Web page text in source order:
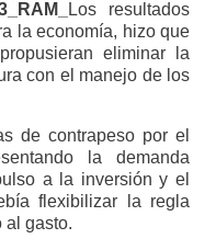
Los resultados
la economía, hizo que
eliminar la
con el manejo de los
de contrapeso por el
la demanda
a la inversión y el
flexibilizar la regla
al gasto.